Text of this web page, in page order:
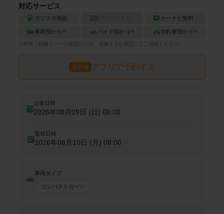
対応サービス
ガソスタ併設 カーナビ無料
車両預かり ※ バイク預かり ※ 自転車預かり ※
※ 駐車・駐輪 スペース確認のため、店舗までお電話にてご相談ください。
最安値 アプリで予約する
出発日時
2026年08月09日 (日) 08:00
返却日時
2026年08月10日 (月) 08:00
車両タイプ
コンパクトカー